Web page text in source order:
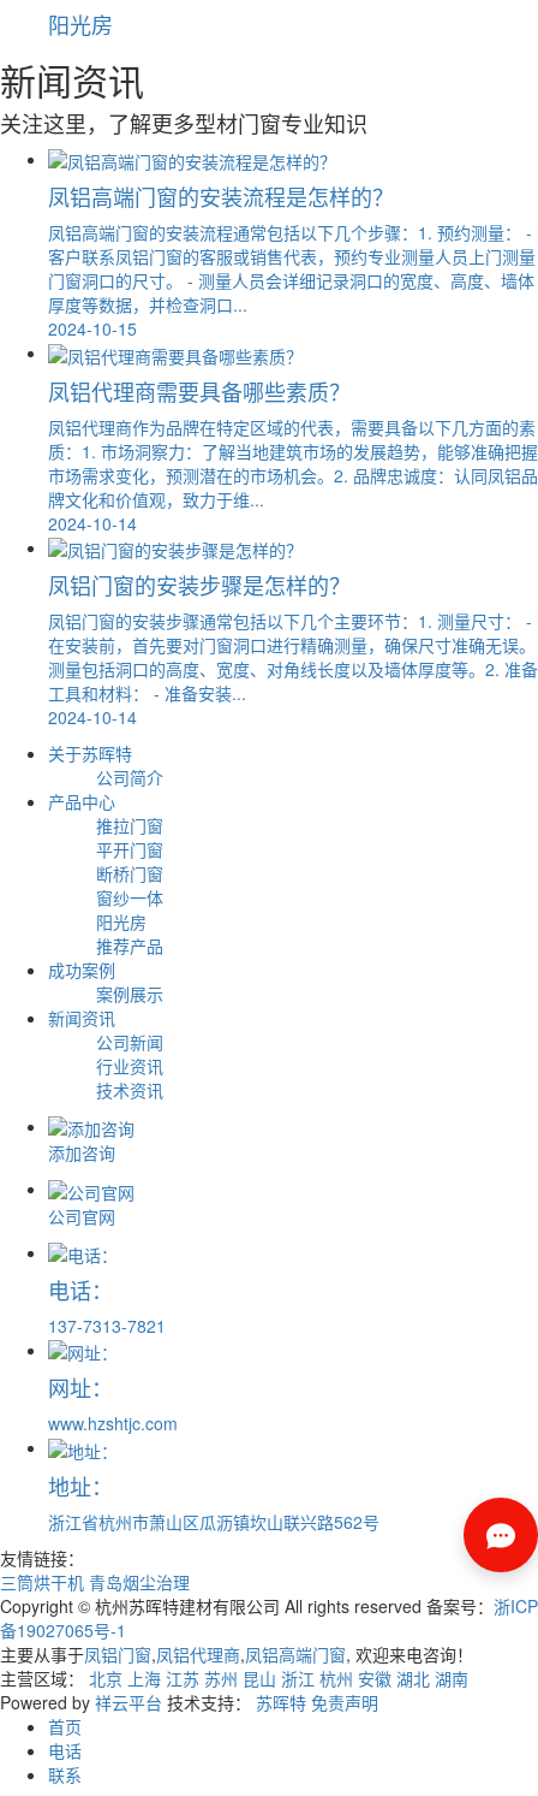
阳光房
新闻资讯
关注这里，了解更多型材门窗专业知识
凤铝高端门窗的安装流程是怎样的？
凤铝高端门窗的安装流程通常包括以下几个步骤：1. 预约测量： -
客户联系凤铝门窗的客服或销售代表，预约专业测量人员上门测量
门窗洞口的尺寸。 - 测量人员会详细记录洞口的宽度、高度、墙体
厚度等数据，并检查洞口...
2024-10-15
凤铝代理商需要具备哪些素质？
凤铝代理商作为品牌在特定区域的代表，需要具备以下几方面的素
质：1. 市场洞察力：了解当地建筑市场的发展趋势，能够准确把握
市场需求变化，预测潜在的市场机会。2. 品牌忠诚度：认同凤铝品
牌文化和价值观，致力于维...
2024-10-14
凤铝门窗的安装步骤是怎样的？
凤铝门窗的安装步骤通常包括以下几个主要环节：1. 测量尺寸： -
在安装前，首先要对门窗洞口进行精确测量，确保尺寸准确无误。
测量包括洞口的高度、宽度、对角线长度以及墙体厚度等。2. 准备
工具和材料： - 准备安装...
2024-10-14
关于苏晖特
公司简介
产品中心
推拉门窗
平开门窗
断桥门窗
窗纱一体
阳光房
推荐产品
成功案例
案例展示
新闻资讯
公司新闻
行业资讯
技术资讯
添加咨询
公司官网
电话：
137-7313-7821
网址：
www.hzshtjc.com
地址：
浙江省杭州市萧山区瓜沥镇坎山联兴路562号
友情链接：
三筒烘干机 青岛烟尘治理
Copyright © 杭州苏晖特建材有限公司 All rights reserved 备案号： 浙ICP
备19027065号-1
主要从事于凤铝门窗,凤铝代理商,凤铝高端门窗, 欢迎来电咨询！
主营区域： 北京 上海 江苏 苏州 昆山 浙江 杭州 安徽 湖北 湖南
Powered by 祥云平台 技术支持： 苏晖特 免责声明
首页
电话
联系